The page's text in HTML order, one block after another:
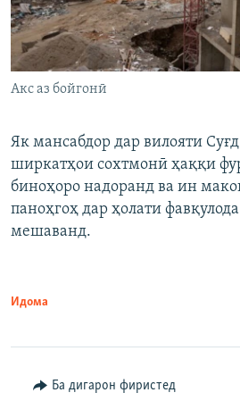
Акс аз бойгонӣ
Як мансабдор дар вилояти Суғд
ширкатҳои сохтмонӣ ҳаққи
биноҳоро надоранд ва ин
паноҳгоҳ дар ҳолати
мешаванд.
Идома
Ба дигарон фиристед